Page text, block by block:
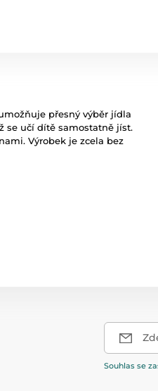
přesný výběr jídla
se učí dítě samostatně jíst.
Výrobek je zcela bez
Souhlas se